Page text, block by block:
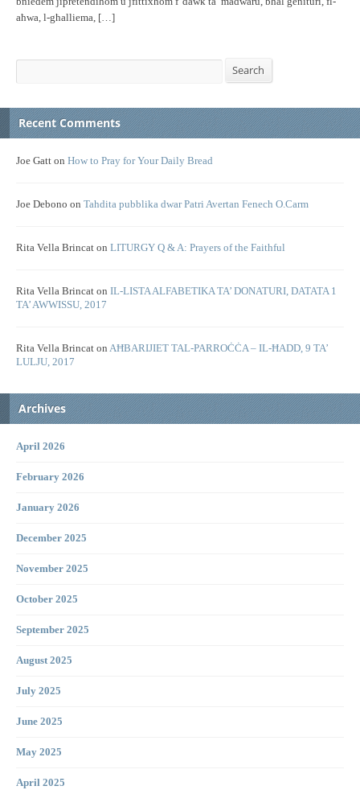
aħwa, l-għalliema, […]
Search
Recent Comments
Joe Gatt on How to Pray for Your Daily Bread
Joe Debono on Tahdita pubblika dwar Patri Avertan Fenech O.Carm
Rita Vella Brincat on LITURGY Q & A: Prayers of the Faithful
Rita Vella Brincat on IL-LISTA ALFABETIKA TA’ DONATURI, DATATA 1
TA’ AWWISSU, 2017
Rita Vella Brincat on AĦBARIJIET TAL-PARROĊĊA – IL-ĦADD, 9 TA’
LULJU, 2017
Archives
April 2026
February 2026
January 2026
December 2025
November 2025
October 2025
September 2025
August 2025
July 2025
June 2025
May 2025
April 2025